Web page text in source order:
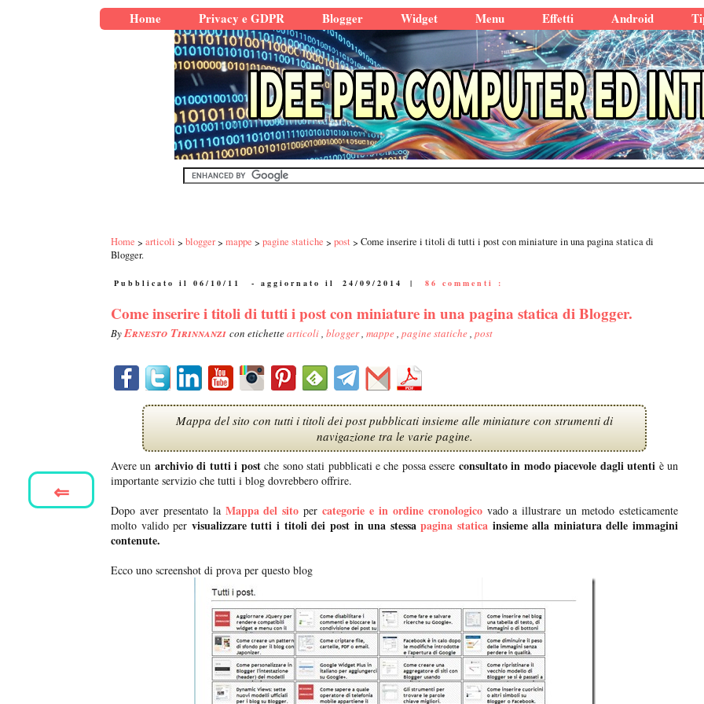
Home Privacy e GDPR Blogger Widget Menu Effetti Android
Home articoli blogger mappe pagine statiche post
Come inserire i titoli di tutti i post con miniature in una pagina statica di
Blogger.
Pubblicato il 06/10/11 - aggiornato il 24/09/2014 | 86 commenti :
Come inserire i titoli di tutti i post con miniature in una pagina statica di Blogger.
ByErnesto Tirinnanzi con etichettearticoli, blogger, mappe, pagine statiche, post
Mappa del sito con tutti i titoli dei post pubblicati insieme alle miniature con strumenti di
navigazione tra le varie pagine.
Avere un archivio di tutti i postche sono stati pubblicati e che possa essere consultato in modo piacevole dagli utenti è un
importante servizio che tutti i blog dovrebbero offrire.
Dopo aver presentato la Mappa del sito per categorie e in ordine cronologicovado a illustrare un metodo esteticamente
molto valido per visualizzare tutti i titoli dei post in una stessapagina staticainsieme alla miniatura delle immagini
contenute.
Ecco uno screenshot di prova per questo blog
⇐